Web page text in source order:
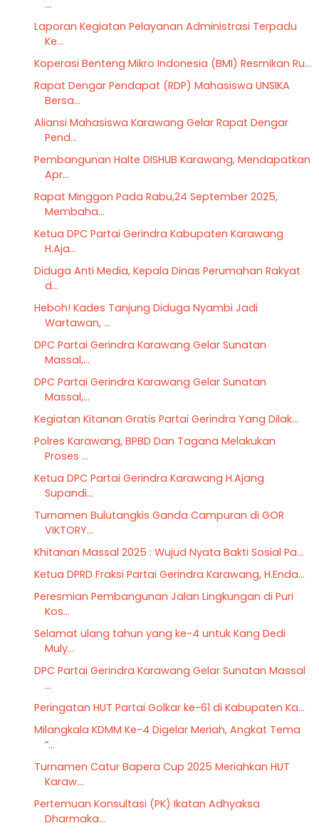
...
Laporan Kegiatan Pelayanan Administrasi Terpadu
Ke...
Koperasi Benteng Mikro Indonesia (BMI) Resmikan Ru...
Rapat Dengar Pendapat (RDP) Mahasiswa UNSIKA
Bersa...
Aliansi Mahasiswa Karawang Gelar Rapat Dengar
Pend...
Pembangunan Halte DISHUB Karawang, Mendapatkan
Apr...
Rapat Minggon Pada Rabu,24 September 2025,
Membaha...
Ketua DPC Partai Gerindra Kabupaten Karawang
H.Aja...
Diduga Anti Media, Kepala Dinas Perumahan Rakyat
d...
Heboh! Kades Tanjung Diduga Nyambi Jadi
Wartawan, ...
DPC Partai Gerindra Karawang Gelar Sunatan
Massal,...
DPC Partai Gerindra Karawang Gelar Sunatan
Massal,...
Kegiatan Kitanan Gratis Partai Gerindra Yang Dilak...
Polres Karawang, BPBD Dan Tagana Melakukan
Proses ...
Ketua DPC Partai Gerindra Karawang H.Ajang
Supandi...
Turnamen Bulutangkis Ganda Campuran di GOR
VIKTORY...
Khitanan Massal 2025 : Wujud Nyata Bakti Sosial Pa...
Ketua DPRD Fraksi Partai Gerindra Karawang, H.Enda...
Peresmian Pembangunan Jalan Lingkungan di Puri
Kos...
Selamat ulang tahun yang ke-4 untuk Kang Dedi
Muly...
DPC Partai Gerindra Karawang Gelar Sunatan Massal
...
Peringatan HUT Partai Golkar ke-61 di Kabupaten Ka...
Milangkala KDMM Ke-4 Digelar Meriah, Angkat Tema
“...
Turnamen Catur Bapera Cup 2025 Meriahkan HUT
Karaw...
Pertemuan Konsultasi (PK) Ikatan Adhyaksa
Dharmaka...